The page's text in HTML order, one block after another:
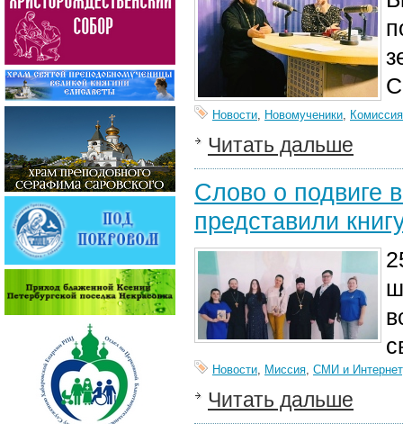
Новости, Новомученики,
Читать дальше
Слово о подвиге
представили
Новости, Миссия, СМИ и Интернет
Читать дальше